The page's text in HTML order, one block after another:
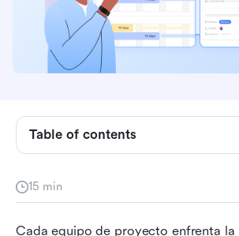
15 min
Cada equipo de proyecto enfrenta la
Table of contents
¿Qué es kanban y cómo funciona?
kanban